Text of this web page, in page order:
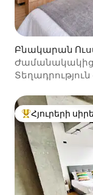
Բնակարան
Չապիներոյում։
Տեղադրություն
Հյուրերի
Հյուրերի